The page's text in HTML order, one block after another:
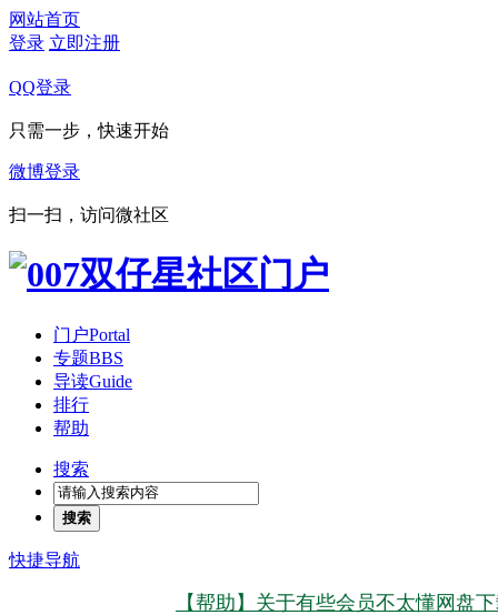
网站首页
登录 立即注册
QQ登录
只需一步，快速开始
微博登录
扫一扫，访问微社区
门户Portal
专题BBS
导读Guide
排行
帮助
搜索
搜索
快捷导航
【帮助】关于有些会员不太懂网盘